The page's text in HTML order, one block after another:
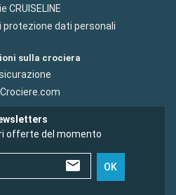
CRUISELINE
dati personali
sulla crociera
offerte del momento
OK